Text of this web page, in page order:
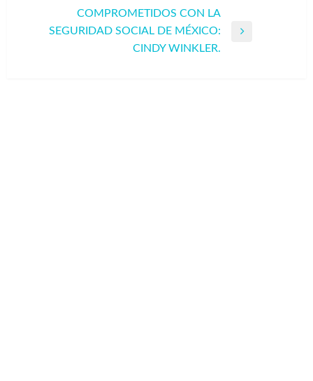
COMPROMETIDOS CON LA
SEGURIDAD SOCIAL DE MÉXICO:
CINDY WINKLER.